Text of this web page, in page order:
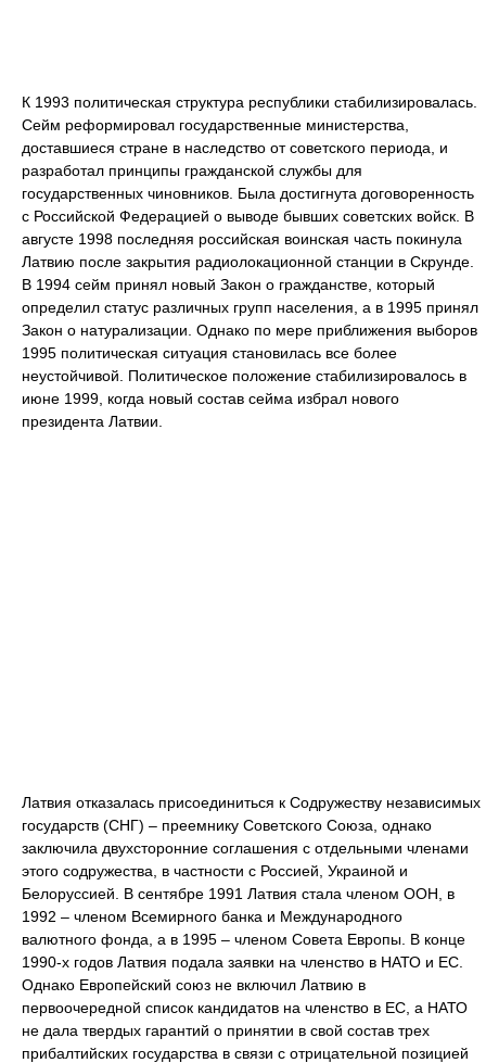
К 1993 политическая структура республики стабилизировалась.
Сейм реформировал государственные министерства,
доставшиеся стране в наследство от советского периода, и
разработал принципы гражданской службы для
государственных чиновников. Была достигнута договоренность
с Российской Федерацией о выводе бывших советских войск. В
августе 1998 последняя российская воинская часть покинула
Латвию после закрытия радиолокационной станции в Скрунде.
В 1994 сейм принял новый Закон о гражданстве, который
определил статус различных групп населения, а в 1995 принял
Закон о натурализации. Однако по мере приближения выборов
1995 политическая ситуация становилась все более
неустойчивой. Политическое положение стабилизировалось в
июне 1999, когда новый состав сейма избрал нового
президента Латвии.
Латвия отказалась присоединиться к Содружеству независимых
государств (СНГ) – преемнику Советского Союза, однако
заключила двухсторонние соглашения с отдельными членами
этого содружества, в частности с Россией, Украиной и
Белоруссией. В сентябре 1991 Латвия стала членом ООН, в
1992 – членом Всемирного банка и Международного
валютного фонда, а в 1995 – членом Совета Европы. В конце
1990-х годов Латвия подала заявки на членство в НАТО и ЕС.
Однако Европейский союз не включил Латвию в
первоочередной список кандидатов на членство в ЕС, а НАТО
не дала твердых гарантий о принятии в свой состав трех
прибалтийских государства в связи с отрицательной позицией